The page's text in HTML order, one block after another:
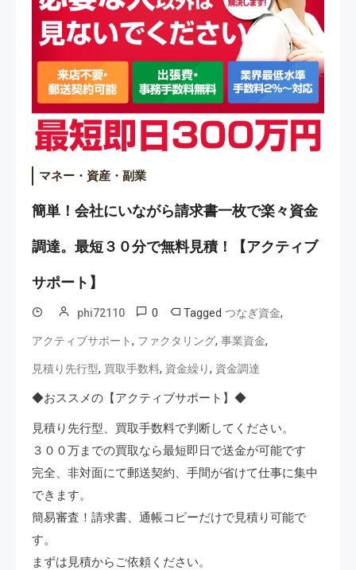
マネー・資産・副業
簡単！会社にいながら請求書一枚で楽々資金
調達。最短３０分で無料見積！【アクティブ
サポート】
phi72110 0 Tagged つなぎ資金,
アクティブサポート, ファクタリング, 事業資金,
見積り先行型, 買取手数料, 資金繰り, 資金調達
◆おススメの【アクティブサポート】◆
見積り先行型、買取手数料で判断してください。
３００万までの買取なら最短即日で送金が可能です
完全、非対面にて郵送契約、手間が省けて仕事に集中
できます。
簡易審査！請求書、通帳コピーだけで見積り可能で
す。
まずは見積からご依頼ください。